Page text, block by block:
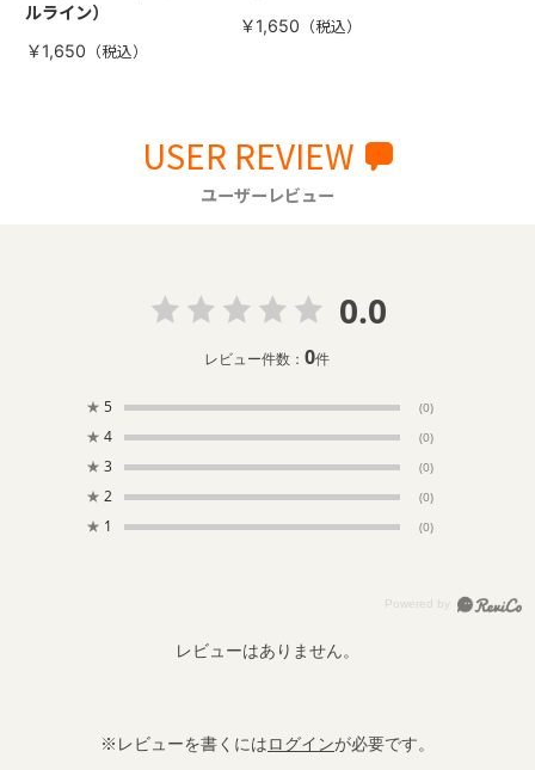
ルライン）
￥1,650
￥1,650
USER REVIEW
ユーザーレビュー
0.0
レビュー件数：0件
★ 5 (0)
★ 4 (0)
★ 3 (0)
★ 2 (0)
★ 1 (0)
レビューはありません。
※レビューを書くにはログインが必要です。